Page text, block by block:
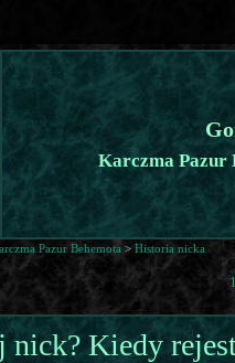
Karczma Pazur
Pazur Behemota > Historia nicka
nick? Kiedy